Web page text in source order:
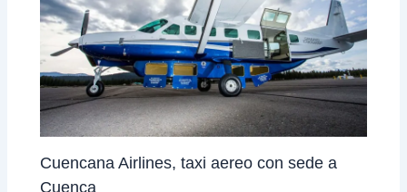
Cuencana Airlines, taxi aereo con sede a
Cuenca